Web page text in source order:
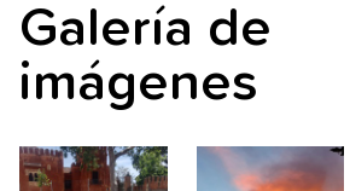
Galería de
imágenes